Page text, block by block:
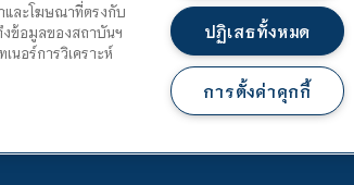
นโยบายความเป็นส่วนตัว
และโฆษณาที่ตรงกับ
งข้อมูลของสถาบันฯ
นอร์การวิเคราะห์
ปฏิเสธทั้งหมด
การตั้งค่าคุกกี้